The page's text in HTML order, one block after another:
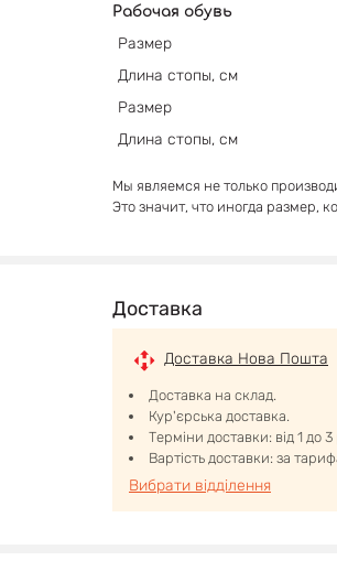
Рабочая обувь
Размер
Длина стопы, см
Размер
Длина стопы, см
Мы являемся не только
Это значит, что иногда размер,
Доставка
Доставка Нова Пошта
Доставка на склад.
Кур'єрська доставка.
Терміни доставки: від 1 до
Вартість доставки: за
Вибрати відділення